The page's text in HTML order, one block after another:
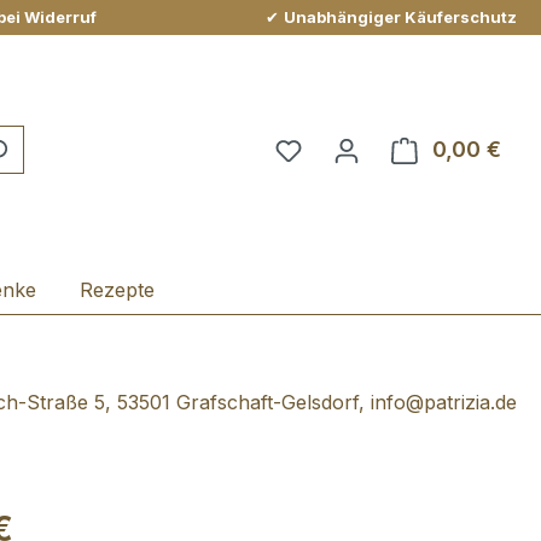
Widerruf ✔ Unabhängiger Käuferschutz
Du hast 0 Produkte auf
0,00 €
Rezepte
Straße 5, 53501 Grafschaft-Gelsdorf, info@patrizia.de